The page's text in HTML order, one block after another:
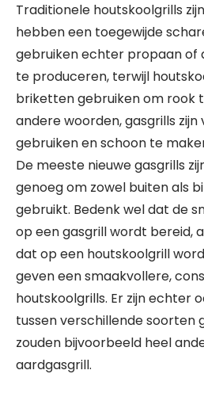
Traditionele houtskoolgrills
hebben een toegewijde
gebruiken echter propaan of
te produceren, terwijl
briketten gebruiken om rook
andere woorden, gasgrills
gebruiken en schoon te
De meeste nieuwe gasgrills
genoeg om zowel buiten als
gebruikt. Bedenk wel dat de
op een gasgrill wordt bereid,
dat op een houtskoolgrill
geven een smaakvollere,
houtskoolgrills. Er zijn echter
tussen verschillende soorten
zouden bijvoorbeeld heel
aardgasgrill.